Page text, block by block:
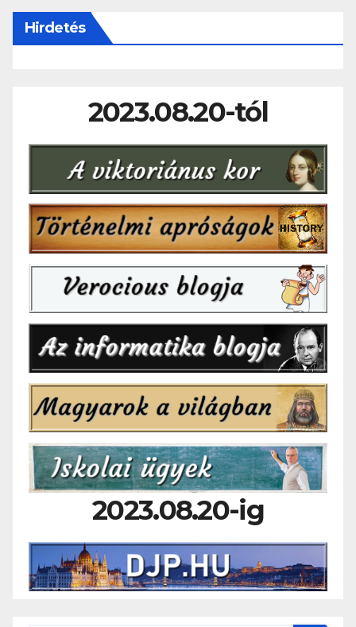
Hirdetés
2023.08.20-tól
2023.08.20-ig